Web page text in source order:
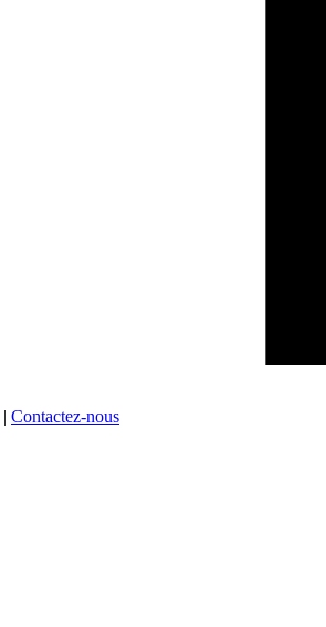
| Contactez-nous